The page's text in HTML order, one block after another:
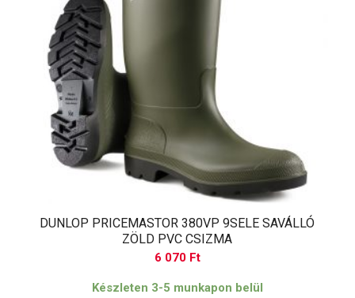
DUNLOP PRICEMASTOR 380VP 9SELE SAVÁLLÓ
ZÖLD PVC CSIZMA
6 070 Ft
Készleten 3-5 munkapon belül